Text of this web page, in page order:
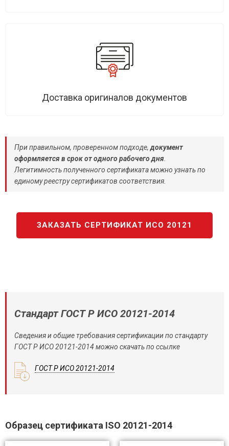
Доставка оригиналов документов
При правильном, проверенном подходе,документ
оформляется в срок от одного рабочего дня
Легитимность полученного сертификата можно узнать по
единому реестру сертификатов соответствия.
ЗАКАЗАТЬ СЕРТИФИКАТ ИСО 20121
Стандарт ГОСТ Р ИСО 20121-2014
Сведения и общие требования сертификации по стандарту
ГОСТ Р ИСО 20121-2014 можно скачать по ссылке
ГОСТ Р ИСО 20121-2014
Образец сертификата ISO 20121-2014